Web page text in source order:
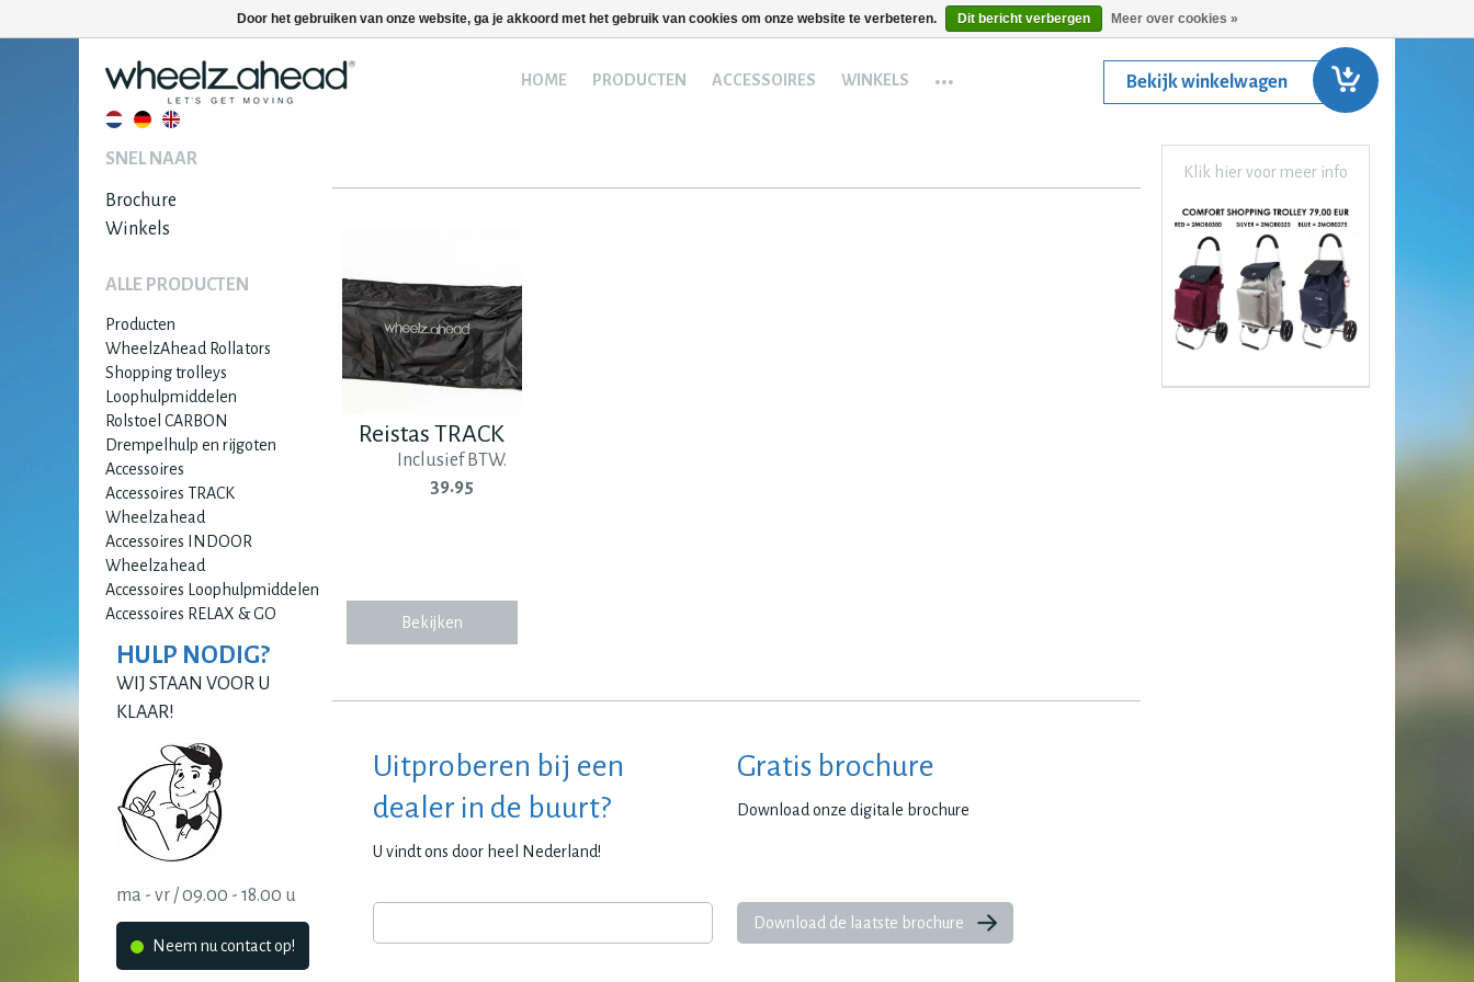
HOME PRODUCTEN ACCESSOIRES WINKELS ... Bekijk winkelwagen
SNEL NAAR
Brochure
Winkels
ALLE PRODUCTEN
Producten
WheelzAhead Rollators
Shopping trolleys
Loophulpmiddelen
Rolstoel CARBON
Drempelhulp en rijgoten
Accessoires
Accessoires TRACK
Wheelzahead
Accessoires INDOOR
Wheelzahead
Accessoires Loophulpmiddelen
Accessoires RELAX & GO
HULP NODIG?
WIJ STAAN VOOR U
KLAAR!
ma - vr / 09.00 - 18.00 u
Neem nu contact op!
Reistas TRACK
Inclusief BTW.
39.95
Bekijken
Uitproberen bij een
dealer in de buurt?
U vindt ons door heel Nederland!
Gratis brochure
Download onze digitale brochure
Download de laatste brochure
Klik hier voor meer info
Door het gebruiken van onze website, ga je akkoord met het gebruik van cookies om onze website te verbeteren. Dit bericht verbergen Meer over cookies »